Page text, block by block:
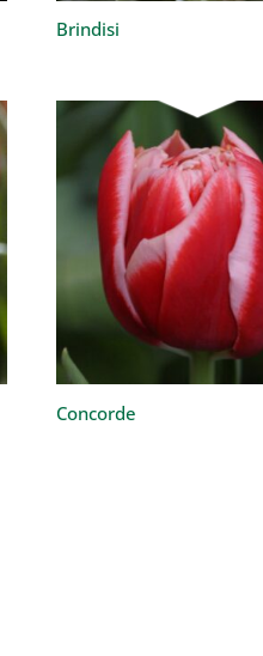
Brindisi
Concorde